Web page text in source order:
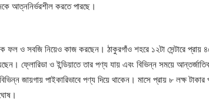
আত্ননির্ভরশীল করতে পারছে।
ফল ও সবজি নিয়েও কাজ করছেন। ঠাকুরগাঁও শহরে ১২টা সেন্টারে
ফ্লোরিডা ও ইন্ডিয়াতে তার পণ্য যায় এবং বিভিন্ন সময়ে
জায়গায় পাইকারিভাবে পণ্য দিয়ে থাকেন। মাসে প্রায় ৮ লক্ষ